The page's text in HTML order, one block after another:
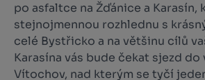
po asfaltce na Žďánice a Karasín,
stejnojmennou rozhlednu s
celé Bystřicko a na většinu cílů
Karasína vás bude čekat sjezd do
Vítochov, nad kterým se tyčí